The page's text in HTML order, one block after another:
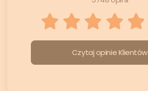
Czytaj opinie Klientów